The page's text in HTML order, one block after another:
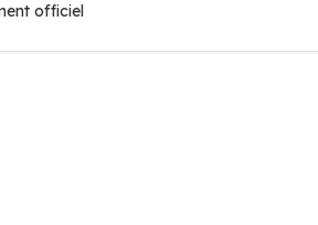
officiel